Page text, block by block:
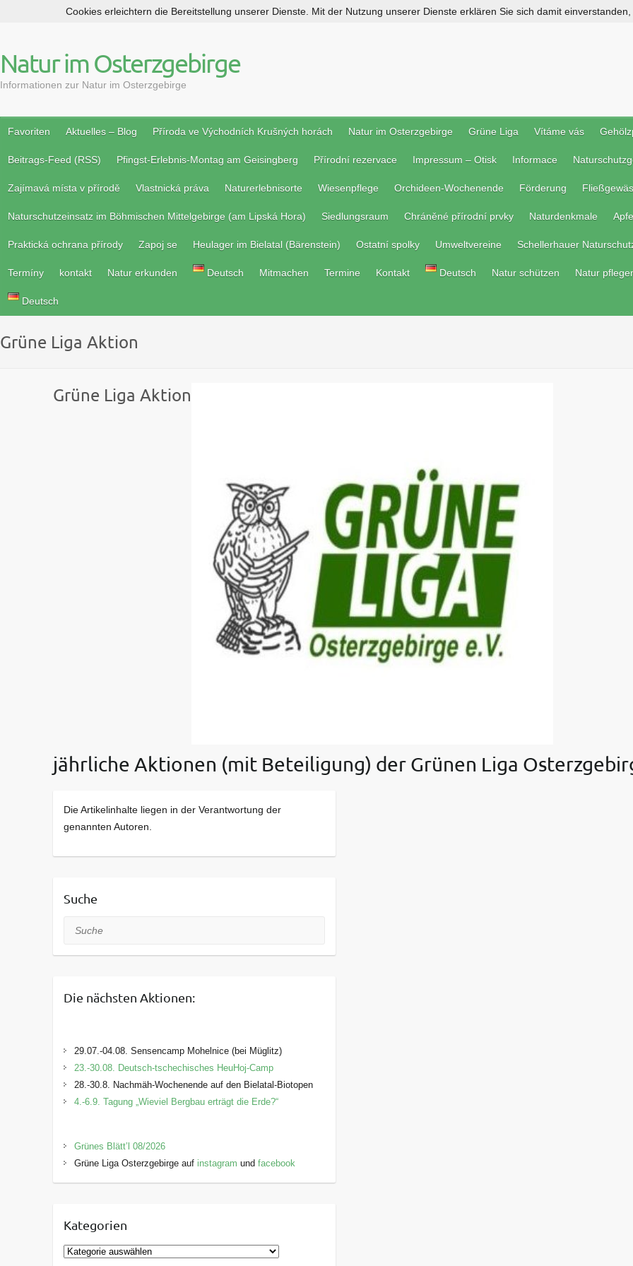
p
t
c
Natur im Osterzgebirge
Informationen zur Natur im Osterzgebirge
Favoriten Aktuelles – Blog Příroda ve Východních Krušných horách Natur im Osterzgebirge Grüne Liga Vítáme vás
Beitrags-Feed (RSS) Pfingst-Erlebnis-Montag am Geisingberg Přírodní rezervace Impressum – Otisk Informace
Zajímavá místa v přírodě Vlastnická práva Naturerlebnisorte Wiesenpflege Orchideen-Wochenende Förderung
Naturschutzeinsatz im Böhmischen Mittelgebirge (am Lipská Hora) Siedlungsraum Chráněné přírodní prvky Naturdenkmale
Praktická ochrana přírody Zapoj se Heulager im Bielatal (Bärenstein) Ostatní spolky Umweltvereine Schellerhauer
Termíny kontakt Natur erkunden Deutsch Mitmachen Termine Kontakt Deutsch Natur schützen Natur
Deutsch
Grüne Liga Aktion
Grüne Liga Aktion
jährliche Aktionen (mit Beteiligung) der Grünen Liga
Die Artikelinhalte liegen in der Verantwortung der
genannten Autoren.
Suche
Suche
Die nächsten Aktionen:
29.07.-04.08. Sensencamp Mohelnice (bei Müglitz)
23.-30.08. Deutsch-tschechisches HeuHoj-Camp
28.-30.8. Nachmäh-Wochenende auf den Bielatal-Biotopen
4.-6.9. Tagung „Wieviel Bergbau erträgt die Erde?“
Grünes Blätt’l 08/2026
Grüne Liga Osterzgebirge auf instagram und facebook
Kategorien
K
Cookies erleichtern die Bereitstellung unserer Dienste. Mit der Nutzung unserer Dienste erklären Sie sich damit